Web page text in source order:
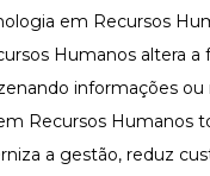
em Recursos
Humanos altera
informações
Recursos Humanos
a gestão, reduz